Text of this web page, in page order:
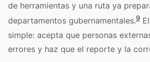
de herramientas y una ruta ya
departamentos gubernamentales.9
simple: acepta que personas
errores y haz que el reporte y la